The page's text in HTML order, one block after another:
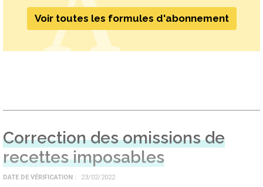
Voir toutes les formules d'abonnement
Correction des omissions de
recettes imposables
DATE DE VÉRIFICATION 23/02/2022